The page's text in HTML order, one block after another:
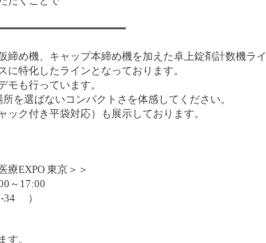
締め機、キャップ本締め機を加えた卓上錠剤計数機ラ
特化したラインとなっております。
モも行っています。
を選ばないコンパクトさを体感してください。
ク付き平袋対応）も展示しております。
療EXPO 東京＞＞
～ 17:00
34 ）
す。